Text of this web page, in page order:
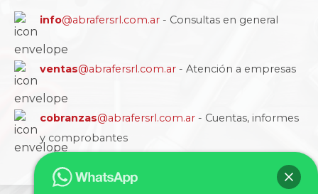
info@abrafersrl.com.ar - Consultas en general
ventas@abrafersrl.com.ar - Atención a empresas
cobranzas@abrafersrl.com.ar - Cuentas, informes
y comprobantes